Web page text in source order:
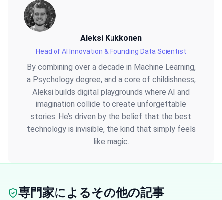
Aleksi Kukkonen
Head of AI Innovation & Founding Data Scientist
By combining over a decade in Machine Learning,
a Psychology degree, and a core of childishness,
Aleksi builds digital playgrounds where AI and
imagination collide to create unforgettable
stories. He’s driven by the belief that the best
technology is invisible, the kind that simply feels
like magic.
専門家によるその他の記事